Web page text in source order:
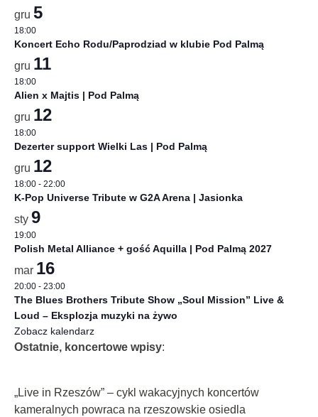
gru 5
18:00
Koncert Echo Rodu/Paprodziad w klubie Pod Palmą
gru 11
18:00
Alien x Majtis | Pod Palmą
gru 12
18:00
Dezerter support Wielki Las | Pod Palmą
gru 12
18:00 - 22:00
K-Pop Universe Tribute w G2A Arena | Jasionka
sty 9
19:00
Polish Metal Alliance + gość Aquilla | Pod Palmą 2027
mar 16
20:00 - 23:00
The Blues Brothers Tribute Show „Soul Mission” Live &
Loud – Eksplozja muzyki na żywo
Zobacz kalendarz
Ostatnie, koncertowe wpisy:
„Live in Rzeszów” – cykl wakacyjnych koncertów
kameralnych powraca na rzeszowskie osiedla